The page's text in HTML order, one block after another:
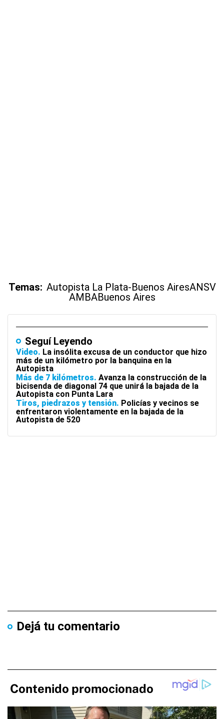
Temas: Autopista La Plata-Buenos AiresANSV
AMBABuenos Aires
Seguí Leyendo
Video La insólita excusa de un conductor que hizo
más de un kilómetro por la banquina en la
Autopista
Más de 7 kilómetros Avanza la construcción de la
bicisenda de diagonal 74 que unirá la bajada de la
Autopista con Punta Lara
Tiros, piedrazos y tensión Policías y vecinos se
enfrentaron violentamente en la bajada de la
Autopista de 520
Dejá tu comentario